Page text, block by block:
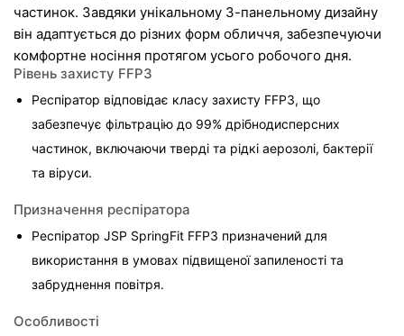
частинок. Завдяки унікальному 3-панельному дизайну
він адаптується до різних форм обличчя, забезпечуючи
комфортне носіння протягом усього робочого дня.
Рівень захисту FFP3
Респіратор відповідає класу захисту FFP3, що
забезпечує фільтрацію до 99% дрібнодисперсних
частинок, включаючи тверді та рідкі аерозолі, бактерії
та віруси.
Призначення респіратора
Респіратор JSP SpringFit FFP3 призначений для
використання в умовах підвищеної запиленості та
забруднення повітря.
Особливості